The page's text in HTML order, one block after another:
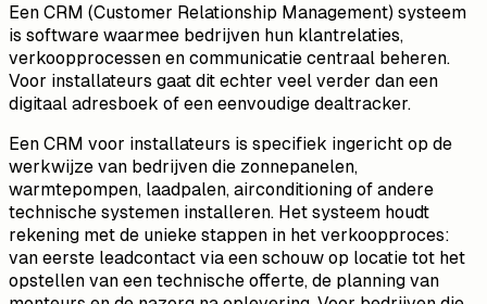
Een CRM (Customer Relationship Management) systeem
is software waarmee bedrijven hun klantrelaties,
verkoopprocessen en communicatie centraal beheren.
Voor installateurs gaat dit echter veel verder dan een
digitaal adresboek of een eenvoudige dealtracker.
Een CRM voor installateurs is specifiek ingericht op de
werkwijze van bedrijven die zonnepanelen,
warmtepompen, laadpalen, airconditioning of andere
technische systemen installeren. Het systeem houdt
rekening met de unieke stappen in het verkoopproces:
van eerste leadcontact via een schouw op locatie tot het
opstellen van een technische offerte, de planning van